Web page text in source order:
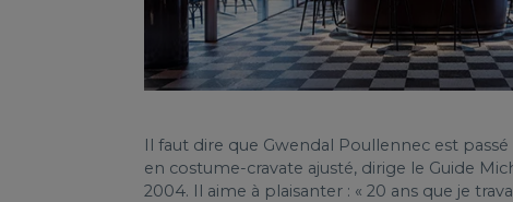
Il faut dire que Gwendal Poullennec est
en costume-cravate ajusté, dirige le Guide
2004. Il aime à plaisanter : « 20 ans que je